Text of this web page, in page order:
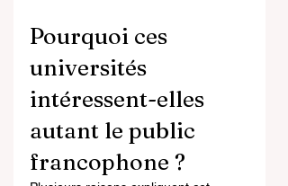
Pourquoi ces
universités
intéressent-elles
autant le public
francophone ?